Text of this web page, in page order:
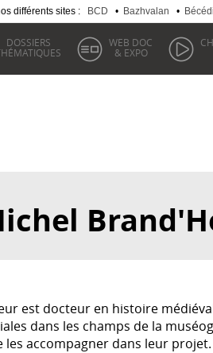
différents sites : BCD • Bazhvalan •
DOSSIERS
WEB DOC
& EXPO
est docteur en histoire
dans les champs de la
accompagner dans leur projet.